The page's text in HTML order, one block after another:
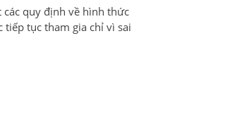
quy định về hình thức
tục tham gia chỉ vì sai